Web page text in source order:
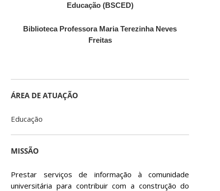
Educação (BSCED)
Biblioteca Professora Maria Terezinha Neves
Freitas
ÁREA DE ATUAÇÃO
Educação
MISSÃO
Prestar serviços de informação à comunidade
universitária para contribuir com a construção do